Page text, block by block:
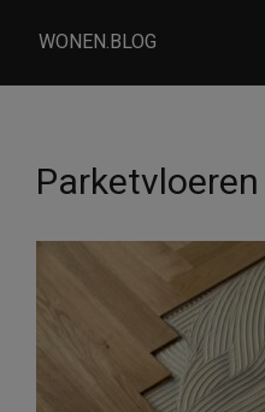
WONEN.BLOG
Parketvloeren